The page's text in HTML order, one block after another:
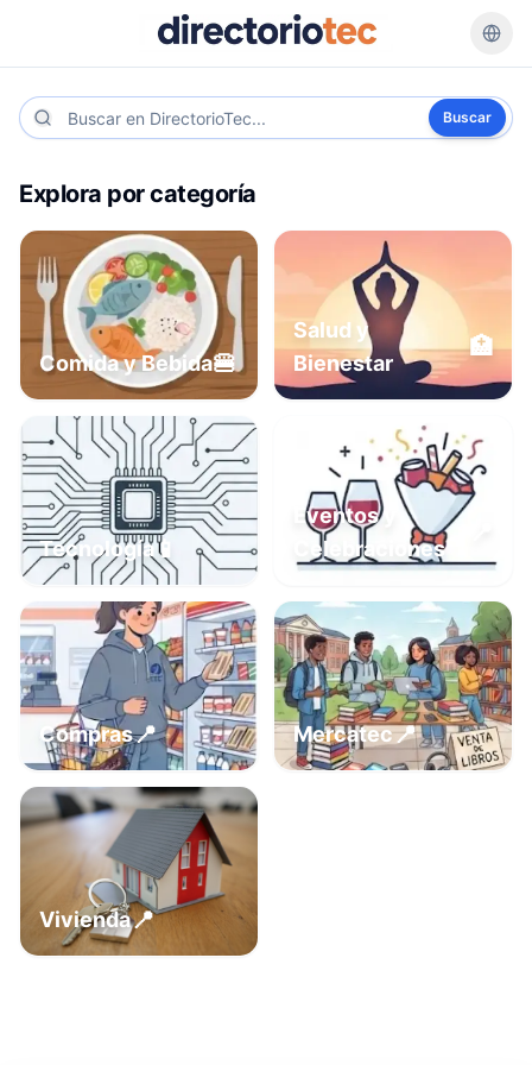
Buscar
Explora por categoría
Comida y Bebida🍔
Salud y
Bienestar
🏥
Tecnología📱
Eventos y
Celebraciones
Compras📍 Mercatec📍
Vivienda📍